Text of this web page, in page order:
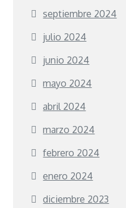
septiembre 2024
julio 2024
junio 2024
mayo 2024
abril 2024
marzo 2024
febrero 2024
enero 2024
diciembre 2023